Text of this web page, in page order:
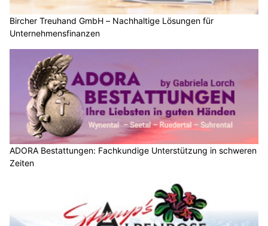
Bircher Treuhand GmbH – Nachhaltige Lösungen für
Unternehmensfinanzen
ADORA Bestattungen: Fachkundige Unterstützung in schweren
Zeiten